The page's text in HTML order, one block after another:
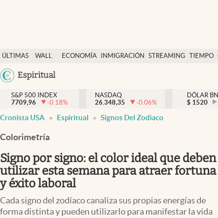
ÚLTIMAS
NOTICIAS
WALL
DÓLAR
ECONOMÍA INMIGRACIÓN STREAMING TIEMPO
México
Espiritual
Finanzas y economía
Wall Street y dólar
Inmigración
Espiritual
Streaming
PC y mobile
S&P 500 INDEX
7709,96
-0.18%
NASDAQ
26.348,35
-0.06%
DÓLAR
$ 1520
Cronista USA Espiritual Signos Del Zodiaco
Colorimetría
Signo por signo: el color ideal que deben
utilizar esta semana para atraer fortuna
y éxito laboral
Cada signo del zodíaco canaliza sus propias energías de
forma distinta y pueden utilizarlo para manifestar la vida